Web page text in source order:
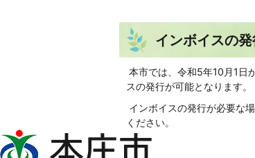
インボイスの
本市では、令和5年10月1日
スの発行が可能となります。
インボイスの発行が必要な
ください。
本
庄